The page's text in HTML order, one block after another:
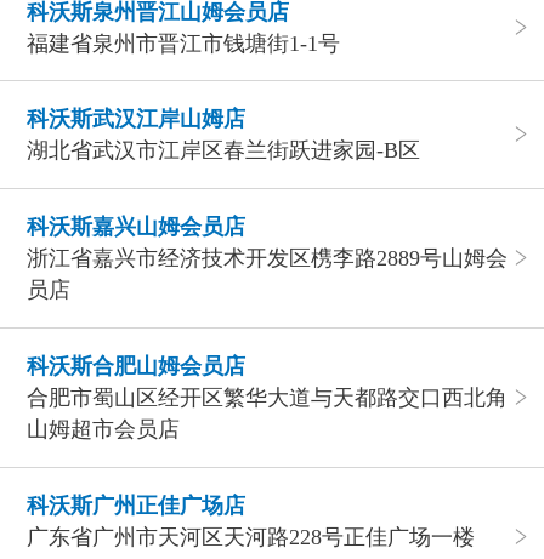
科沃斯泉州晋江山姆会员店
福建省泉州市晋江市钱塘街1-1号
科沃斯武汉江岸山姆店
湖北省武汉市江岸区春兰街跃进家园-B区
科沃斯嘉兴山姆会员店
浙江省嘉兴市经济技术开发区槜李路2889号山姆会
员店
科沃斯合肥山姆会员店
合肥市蜀山区经开区繁华大道与天都路交口西北角
山姆超市会员店
科沃斯广州正佳广场店
广东省广州市天河区天河路228号正佳广场一楼